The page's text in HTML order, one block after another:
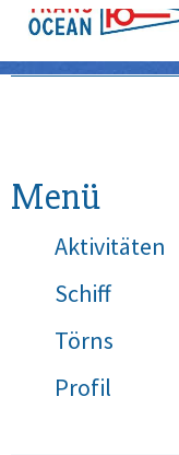
Menü
Aktivitäten
Schiff
Törns
Profil